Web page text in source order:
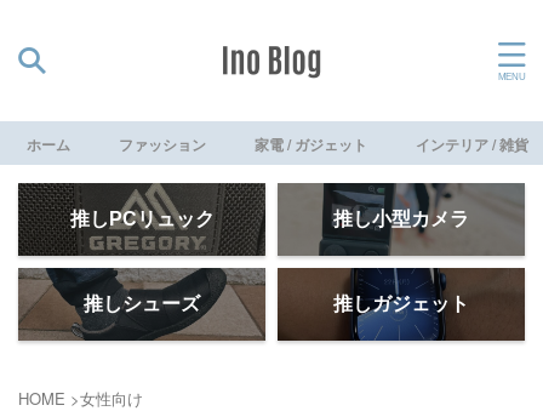
ホーム ファッション 家電 / ガジェット インテリア / 雑貨
推しPCリュック 推し小型カメラ
推しシューズ 推しガジェット
HOME >女性向け